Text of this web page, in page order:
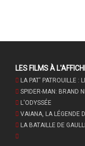
LES FILMS À
LA PAT' PATROUILLE :
SPIDER-MAN: BRAND
L'ODYSSÉE
VAIANA, LA LÉGENDE
LA BATAILLE DE